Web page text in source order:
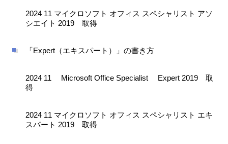
2024 11 マイクロソフト オフィス スペシャリスト アソ
シエイト 2019 取得
「Expert（エキスパート）」の書き方
2024 11 Microsoft Office Specialist Expert 2019 取
得
2024 11 マイクロソフト オフィス スペシャリスト エキ
スパート 2019 取得